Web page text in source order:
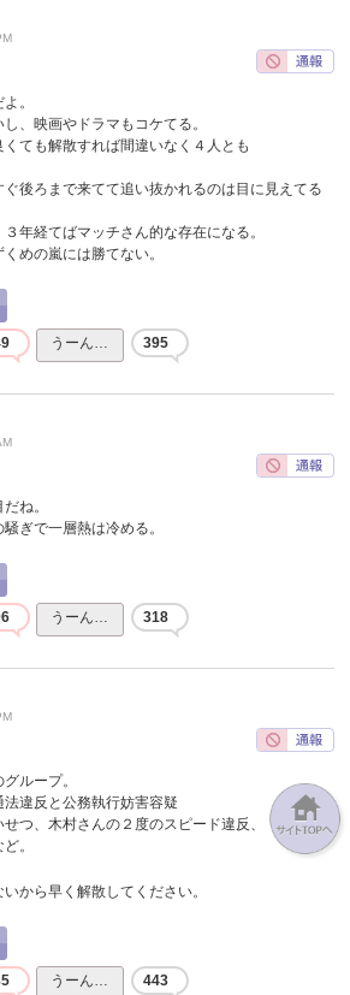
。
、映画やドラマもコケてる。
ても解散すれば間違いなく４人とも
後ろまで来てて追い抜かれるのは目に見えてる
年経てばマッチさん的な存在になる。
めの嵐には勝てない。
うーん… 395
ね。
ぎで一層熱は冷める。
うーん… 318
ループ。
違反と公務執行妨害容疑
つ、木村さんの２度のスピード違反、
。
から早く解散してください。
うーん… 443